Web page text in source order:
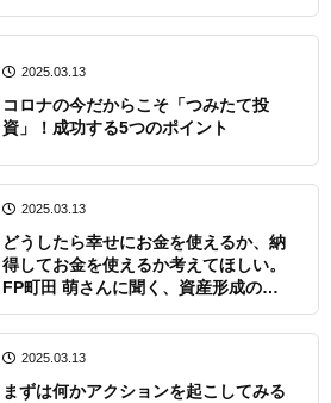
んさんインタビュー
2025.03.13
コロナの今だからこそ「つみたて投
資」！成功する5つのポイント
2025.03.13
どうしたら幸せにお金を使えるか、納
得してお金を使えるか考えてほしい。
FP町田 萌さんに聞く、資産形成の始
め方
2025.03.13
まずは何かアクションを起こしてみる